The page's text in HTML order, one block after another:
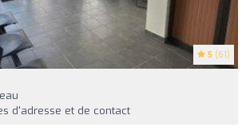
5 (61)
d'adresse et de contact